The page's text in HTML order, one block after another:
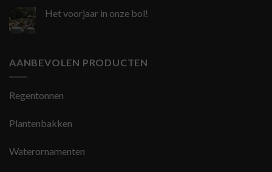
Het voorjaar in onze bol!
AANBEVOLEN PRODUCTEN
Regentonnen
Plantenbakken
Waterornamenten